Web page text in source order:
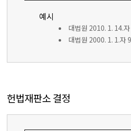
예시
대법원 2010. 1. 14.
대법원 2000. 1. 1.자
헌법재판소 결정